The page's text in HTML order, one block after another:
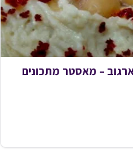
– מאסטר מתכונים